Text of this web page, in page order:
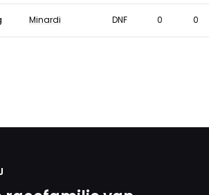
Minardi DNF 0 0